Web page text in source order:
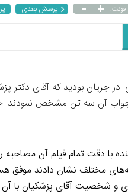
فونت: +
- پرسش بعدی
آن سه تن مشخص نمودند.
مختلف نشان دادند موفق
و شخصیت آقای پزشکیان با